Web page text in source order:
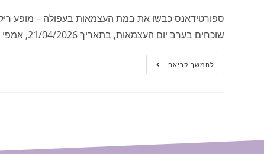
ספורטידאנס כבשו את במת העצמאות בעפולה – מופע
שוכחים בערב יום העצמאות, בתאריך 21/04/2026, אמפי עפולה הפך למוקד של חגיגה ישראלית,…
להמשך קריאה